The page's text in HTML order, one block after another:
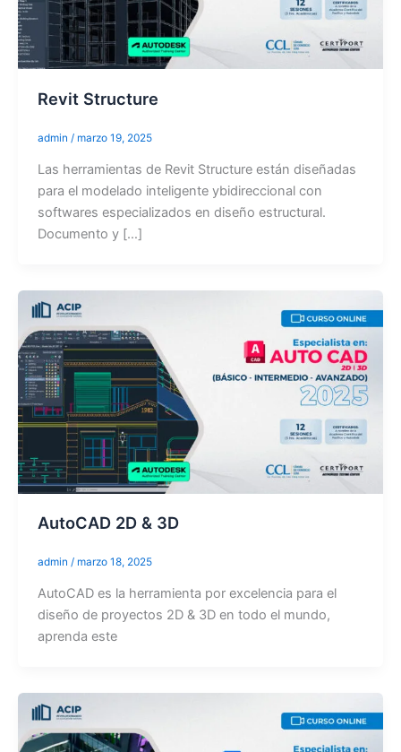
Revit Structure
admin / marzo 19, 2025
Las herramientas de Revit Structure están diseñadas
para el modelado inteligente ybidireccional con
softwares especializados en diseño estructural.
Documento y […]
AutoCAD 2D & 3D
admin / marzo 18, 2025
AutoCAD es la herramienta por excelencia para el
diseño de proyectos 2D & 3D en todo el mundo,
aprenda este